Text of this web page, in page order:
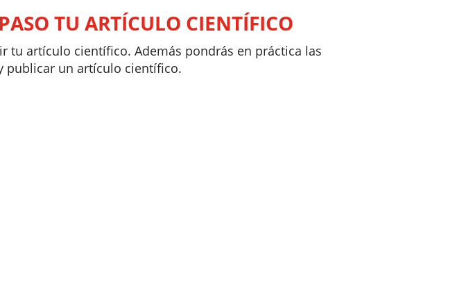
TU ARTÍCULO CIENTÍFICO
tu artículo científico. Además pondrás en práctica las
publicar un artículo científico.